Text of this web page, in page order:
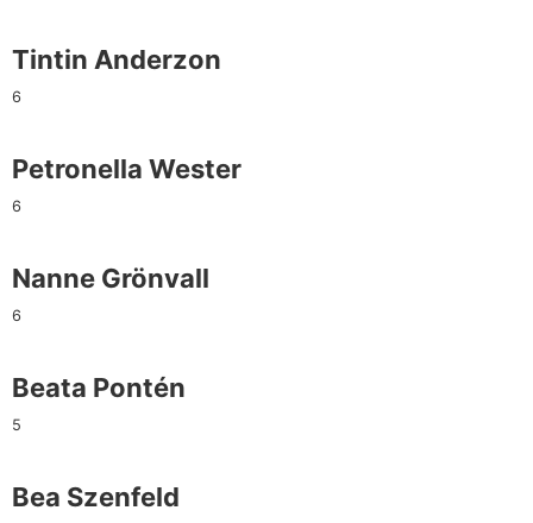
Tintin Anderzon
6
Petronella Wester
6
Nanne Grönvall
6
Beata Pontén
5
Bea Szenfeld